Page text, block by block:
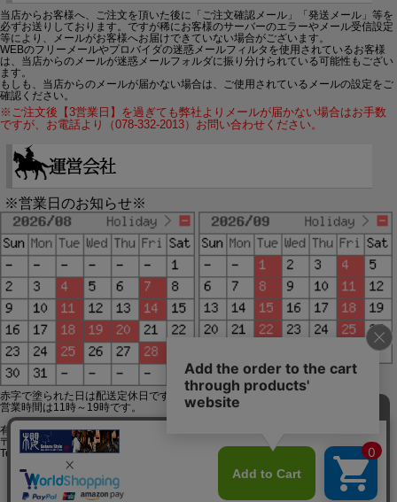
当店からお客様へ、ご注文を頂いた後に「ご注文確認メール」「発送メール」等を
必ずお送りしております。ですが稀にお客様のサーバーのエラーやメール受信設定
等により、メールがお客様へお届けできていない場合がございます。
WEBのフリーメールやプロバイダの迷惑メールフィルタを使用されているお客様
は、当店からのメールが迷惑メールフォルダに振り分けられている可能性もござい
ます。
もしも、当店からのメールが届かない場合は、ご使用されているメールの設定をご
確認ください。
※ご注文後【3営業日】を過ぎても弊社よりメールが届かない場合はお手数
ですが、お電話より（078-332-2013）お問い合わせください。
※営業日のお知らせ※
赤字で塗られた日は配送定休日です。
営業時間は11時～19時です。
有限会社ジップジップ SakuraStyle通販事業部
〒650-0021 神戸市中央区三宮町3-9-19イトウビル1,4F
Tel:078-332-2013 FAX:078-333-6644